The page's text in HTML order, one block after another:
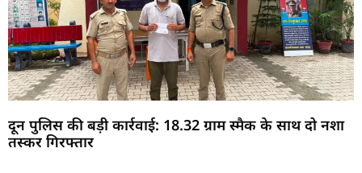
दून पुलिस की बड़ी कार्रवाई: 18.32 ग्राम स्मैक के साथ दो नशा
तस्कर गिरफ्तार